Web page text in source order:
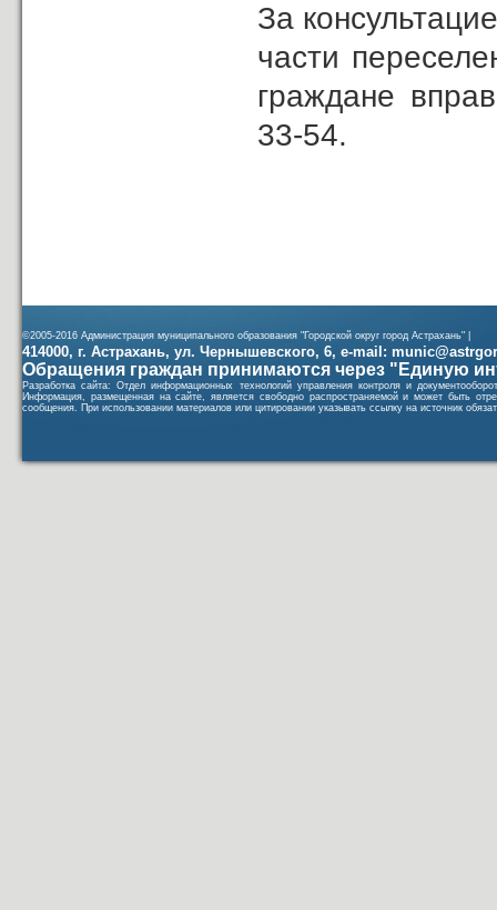
За
части
граждане
33-54.
©2005-2016 Администрация муниципального образования "Городской округ город Астрахань" |
414000, г. Астрахань, ул. Чернышевского, 6, e-mail:
Обращения граждан принимаются через "Единую
Разработка сайта: Отдел информационных технологий управления контроля и
Информация, размещенная на сайте, является свободно распространяемой и может быть
сообщения. При использовании материалов или цитировании указывать ссылку на источник